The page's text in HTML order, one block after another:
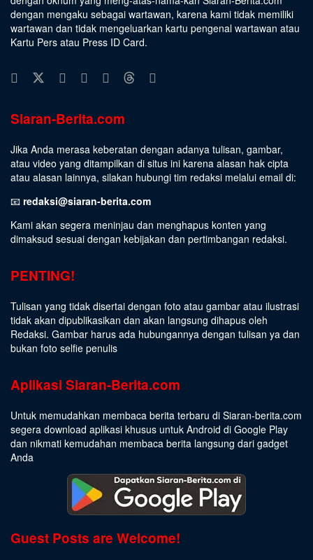
dengan mengaku sebagai wartawan, karena kami tidak memiliki
wartawan dan tidak mengeluarkan kartu pengenal wartawan atau
Kartu Pers atau Press ID Card.
Siaran-Berita.com
Jika Anda merasa keberatan dengan adanya tulisan, gambar,
atau video yang ditampilkan di situs ini karena alasan hak cipta
atau alasan lainnya, silakan hubungi tim redaksi melalui email di:
📧 redaksi@siaran-berita.com
Kami akan segera meninjau dan menghapus konten yang
dimaksud sesuai dengan kebijakan dan pertimbangan redaksi.
PENTING!
Tulisan yang tidak disertai dengan foto atau gambar atau ilustrasi
tidak akan dipublikasikan dan akan langsung dihapus oleh
Redaksi. Gambar harus ada hubungannya dengan tulisan ya dan
bukan foto selfie penulis
Aplikasi Siaran-Berita.com
Untuk memudahkan membaca berita terbaru di Siaran-berita.com
segera download aplikasi khusus untuk Android di Google Play
dan nikmati kemudahan membaca berita langsung dari gadget
Anda
Guest Posts are Welcome!